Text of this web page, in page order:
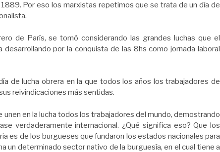
Por eso los marxistas repetimos que se trata de un día de
de París, se tomó considerando las grandes luchas que el
desarrollando por la conquista de las 8hs como jornada laboral
de lucha obrera en la que todos los años los trabajadores de
reivindicaciones más sentidas.
unen en la lucha todos los trabajadores del mundo, demostrando
verdaderamente internacional. ¿Qué significa eso? Que los
es de los burgueses que fundaron los estados nacionales para
un determinado sector nativo de la burguesía, en el cual tiene a